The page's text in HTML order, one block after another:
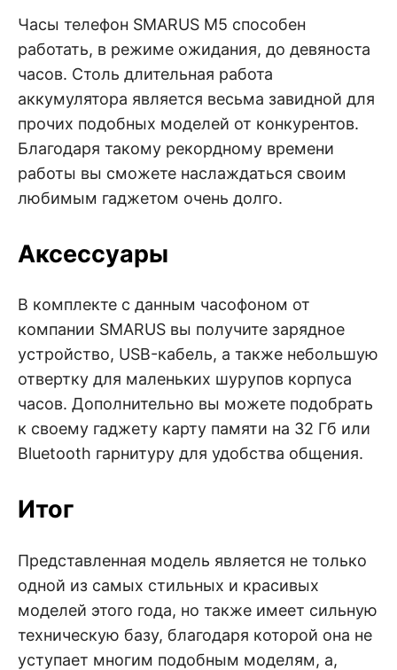
Часы телефон SMARUS M5 способен
работать, в режиме ожидания, до девяноста
часов. Столь длительная работа
аккумулятора является весьма завидной для
прочих подобных моделей от конкурентов.
Благодаря такому рекордному времени
работы вы сможете наслаждаться своим
любимым гаджетом очень долго.
Аксессуары
В комплекте с данным часофоном от
компании SMARUS вы получите зарядное
устройство, USB-кабель, а также небольшую
отвертку для маленьких шурупов корпуса
часов. Дополнительно вы можете подобрать
к своему гаджету карту памяти на 32 Гб или
Bluetooth гарнитуру для удобства общения.
Итог
Представленная модель является не только
одной из самых стильных и красивых
моделей этого года, но также имеет сильную
техническую базу, благодаря которой она не
уступает многим подобным моделям, а,